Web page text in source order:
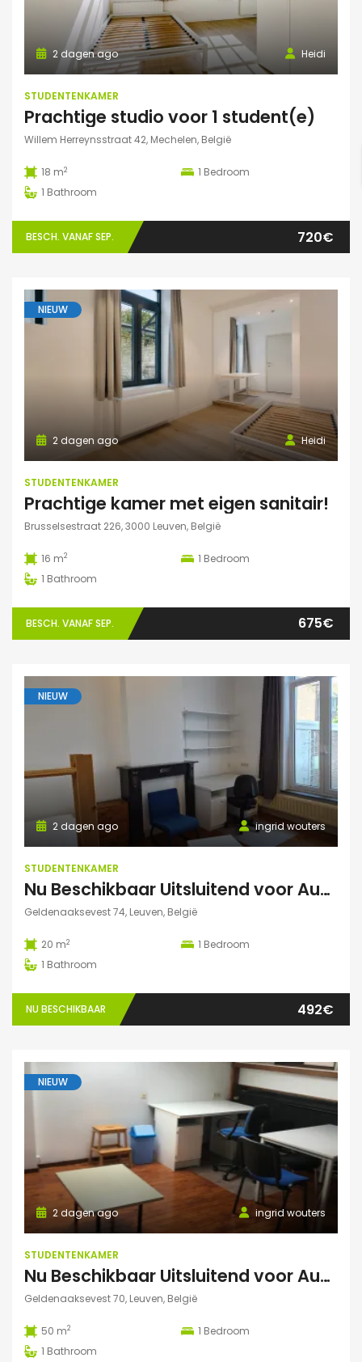
Heidi
2 dagen ago
STUDENTENKAMER
Prachtige studio voor 1 student(e)
Willem Herreynsstraat 42, Mechelen, België
18 m2 1 Bedroom
1 Bathroom
BESCH. VANAF SEP. 720€
NIEUW
Heidi
2 dagen ago
STUDENTENKAMER
Prachtige kamer met eigen sanitair!
Brusselsestraat 226, 3000 Leuven, België
16 m2 1 Bedroom
1 Bathroom
BESCH. VANAF SEP. 675€
NIEUW
ingrid wouters
2 dagen ago
STUDENTENKAMER
Nu Beschikbaar Uitsluitend voor Augustus 2026 in Leuven
Geldenaaksevest 74, Leuven, België
20 m2 1 Bedroom
1 Bathroom
NU BESCHIKBAAR 492€
NIEUW
ingrid wouters
2 dagen ago
STUDENTENKAMER
Nu Beschikbaar Uitsluitend voor Augustus 2026 in Leuven Studio
Geldenaaksevest 70, Leuven, België
50 m2 1 Bedroom
1 Bathroom